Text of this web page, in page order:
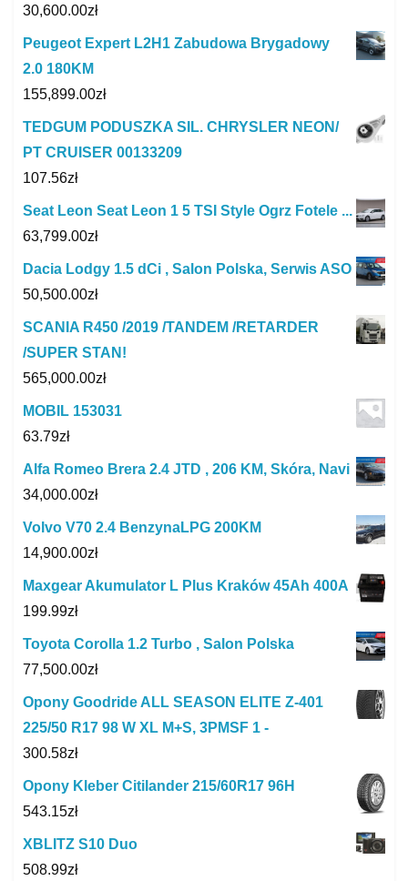
30,600.00zł
Peugeot Expert L2H1 Zabudowa Brygadowy
2.0 180KM
155,899.00zł
TEDGUM PODUSZKA SIL. CHRYSLER NEON/
PT CRUISER 00133209
107.56zł
Seat Leon Seat Leon 1 5 TSI Style Ogrz Fotele ...
63,799.00zł
Dacia Lodgy 1.5 dCi , Salon Polska, Serwis ASO
50,500.00zł
SCANIA R450 /2019 /TANDEM /RETARDER
/SUPER STAN!
565,000.00zł
MOBIL 153031
63.79zł
Alfa Romeo Brera 2.4 JTD , 206 KM, Skóra, Navi
34,000.00zł
Volvo V70 2.4 BenzynaLPG 200KM
14,900.00zł
Maxgear Akumulator L Plus Kraków 45Ah 400A
199.99zł
Toyota Corolla 1.2 Turbo , Salon Polska
77,500.00zł
Opony Goodride ALL SEASON ELITE Z-401
225/50 R17 98 W XL M+S, 3PMSF 1 -
300.58zł
Opony Kleber Citilander 215/60R17 96H
543.15zł
XBLITZ S10 Duo
508.99zł